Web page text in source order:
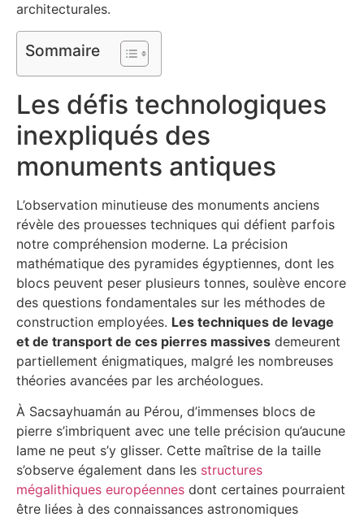
architecturales.
Sommaire
Les défis technologiques
inexpliqués des
monuments antiques
L’observation minutieuse des monuments anciens
révèle des prouesses techniques qui défient parfois
notre compréhension moderne. La précision
mathématique des pyramides égyptiennes, dont les
blocs peuvent peser plusieurs tonnes, soulève encore
des questions fondamentales sur les méthodes de
construction employées. Les techniques de levage
et de transport de ces pierres massives demeurent
partiellement énigmatiques, malgré les nombreuses
théories avancées par les archéologues.
À Sacsayhuamán au Pérou, d’immenses blocs de
pierre s’imbriquent avec une telle précision qu’aucune
lame ne peut s’y glisser. Cette maîtrise de la taille
s’observe également dans les structures
mégalithiques européennes dont certaines pourraient
être liées à des connaissances astronomiques